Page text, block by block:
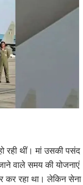
रही थीं। मां उसकी पसंद
वाले समय की योजनाएं
कर रहा था। लेकिन सेना